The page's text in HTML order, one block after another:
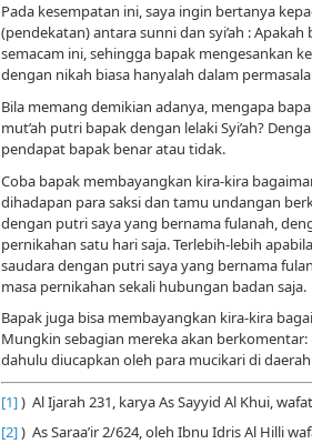
Pada kesempatan ini, saya ingin bertanya
(pendekatan) antara sunni dan syi’ah :
semacam ini, sehingga bapak mengesankan
dengan nikah biasa hanyalah dalam
Bila memang demikian adanya, mengapa
mut’ah putri bapak dengan lelaki Syi’ah?
pendapat bapak benar atau tidak.
Coba bapak membayangkan kira-kira
dihadapan para saksi dan tamu undangan
dengan putri saya yang bernama fulanah,
pernikahan satu hari saja. Terlebih-lebih
saudara dengan putri saya yang bernama
masa pernikahan sekali hubungan badan saja.
Bapak juga bisa membayangkan kira-kira
Mungkin sebagian mereka akan
dahulu diucapkan oleh para mucikari di
[1]) Al Ijarah 231, karya As Sayyid Al Khui,
[2]) As Saraa’ir 2/624, oleh Ibnu Idris Al Hilli